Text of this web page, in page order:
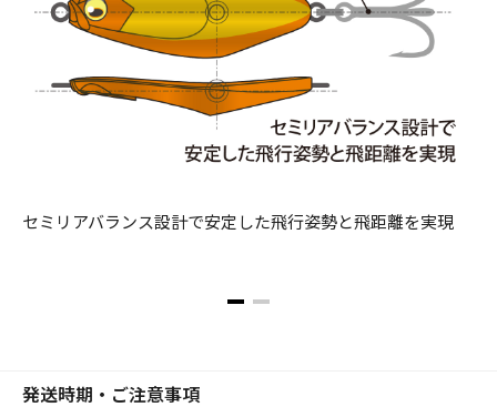
セミリアバランス設計で安定した飛行姿勢と飛距離を実現
発送時期・ご注意事項